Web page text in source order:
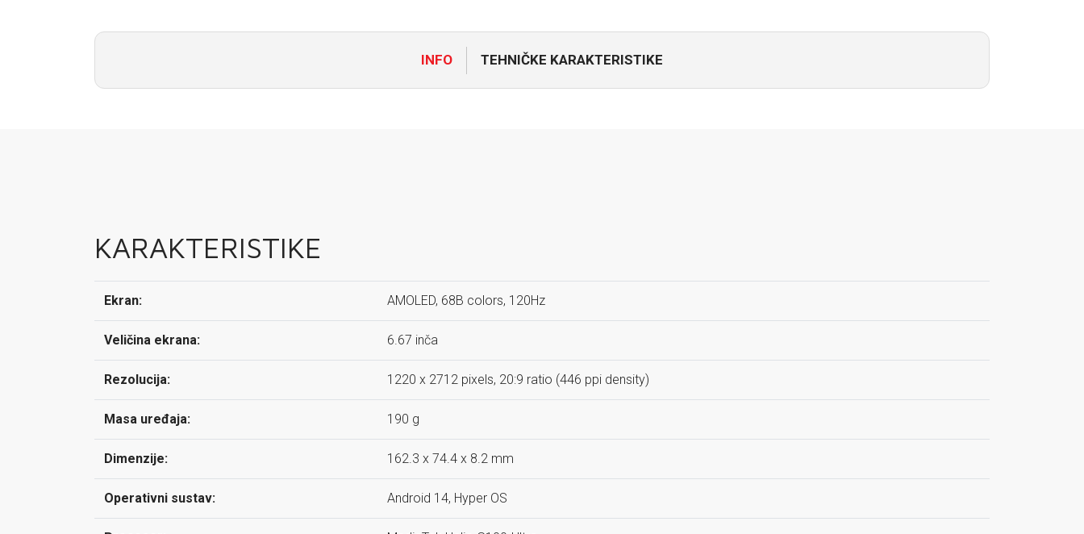
INFO TEHNIČKE KARAKTERISTIKE
KARAKTERISTIKE
Ekran: AMOLED, 68B colors, 120Hz
Veličina ekrana: 6.67 inča
Rezolucija: 1220 x 2712 pixels, 20:9 ratio (446 ppi density)
Masa uređaja: 190 g
Dimenzije: 162.3 x 74.4 x 8.2 mm
Operativni sustav: Android 14, Hyper OS